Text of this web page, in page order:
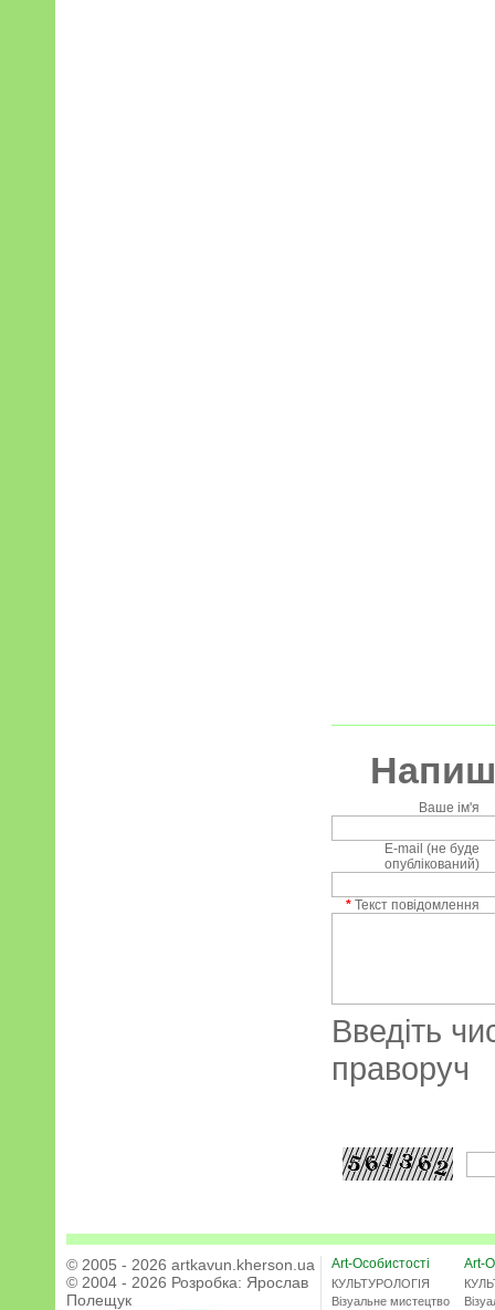
Ваше ім'я
E-mail (не буде
опублікований)
* Текст повідомлення
Введіть
праворуч
© 2005 - 2026 artkavun.kherson.ua
© 2004 - 2026 Розробка: Ярослав
Полещук
Art-Особистості
КУЛЬТУРОЛОГІЯ
Візуальне мистецтво
Art-